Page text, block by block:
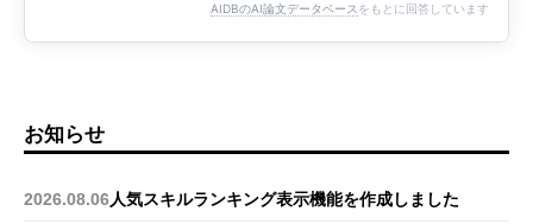
AIDBのAI論文データベース をもとに回答しています
お知らせ
2026.08.06人気スキルランキング表示機能を作成しました